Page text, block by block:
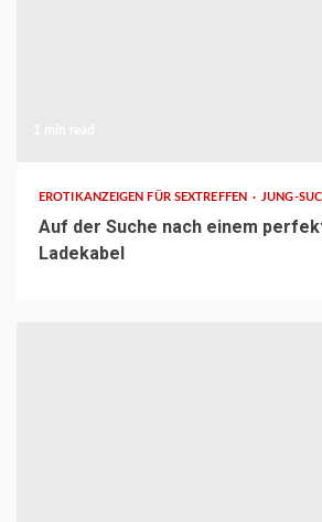
EROTIKANZEIGEN FÜR SEXTREFFEN JUNG-
Auf der Suche nach einem
Ladekabel